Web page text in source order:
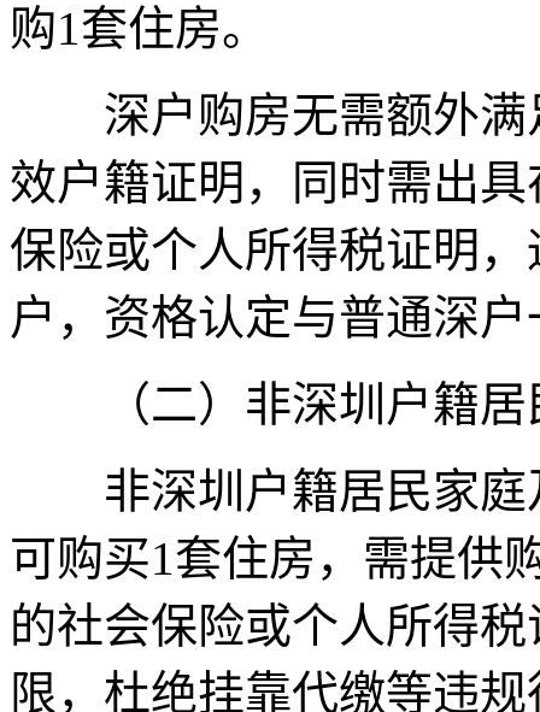
购1套住房。
深户购房无需额外满
效户籍证明，同时需出
保险或个人所得税证明
户，资格认定与普通深
（二）非深圳户籍居
非深圳户籍居民家庭
可购买1套住房，需提供
的社会保险或个人所得
限，杜绝挂靠代缴等违